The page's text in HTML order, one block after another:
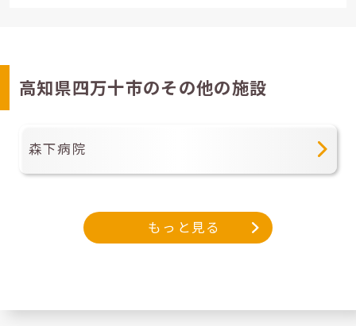
高知県四万十市のその他の施設
森下病院
もっと見る